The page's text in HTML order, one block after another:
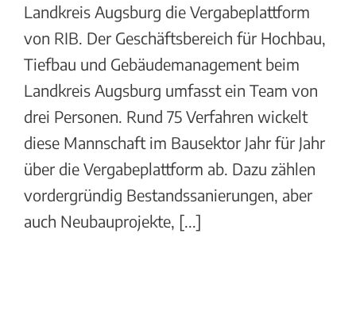
Landkreis Augsburg die Vergabeplattform
von RIB. Der Geschäftsbereich für Hochbau,
Tiefbau und Gebäudemanagement beim
Landkreis Augsburg umfasst ein Team von
drei Personen. Rund 75 Verfahren wickelt
diese Mannschaft im Bausektor Jahr für Jahr
über die Vergabeplattform ab. Dazu zählen
vordergründig Bestandssanierungen, aber
auch Neubauprojekte, [...]